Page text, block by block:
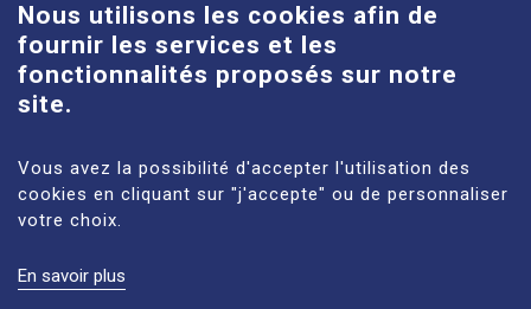
Site Louise-Michel
61 route de Châteaugay, 63118 Cébazat
En savoir plus
MENTIONS LÉGALES
Nous utilisons les cookies afin de
fournir les services et les
fonctionnalités proposés sur notre
site.
Vous avez la possibilité d'accepter l'utilisation des
cookies en cliquant sur "j'accepte" ou de personnaliser
votre choix.
En savoir plus